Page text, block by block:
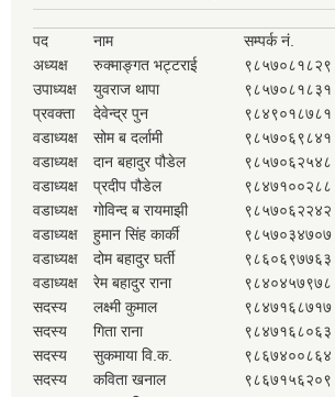
पद नाम
सम्पर्क नं.
अध्यक्ष
रुक्माङ्गत भट्टराई
९८५७०८१८२९
उपाध्यक्ष
युवराज थापा
९८५७०८१८३१
प्रवक्ता
देवेन्द्र पुन
९८४९०१८७८१
वडाध्यक्ष
सोम ब दर्लामी
९८५७०६९८४१
वडाध्यक्ष
दान बहादुर पौडेल
९८५७०६२५४८
वडाध्यक्ष
प्रदीप पौडेल
९८४७१००२८८
वडाध्यक्ष
गोविन्द ब रायमाझी
९८५७०६२२४२
वडाध्यक्ष
हुमान सिंह कार्की
९८५७०३४७०७
वडाध्यक्ष
दोम बहादुर घर्ती
९८६०६९७७६३
वडाध्यक्ष
रेम बहादुर राना
९८४०४५७९७८
सदस्य
लक्ष्मी कुमाल
९८४७१६८७१७
सदस्य
गिता राना
९८४७१६८०६३
सदस्य
सुकमाया वि.क.
९८६७४००८६४
सदस्य
कविता खनाल
९८६७१५६२०९